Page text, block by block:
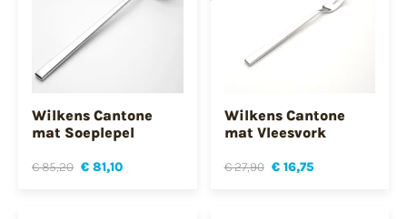
Wilkens Cantone
mat Soeplepel
€ 85,20 € 81,10
Wilkens Cantone
mat Vleesvork
€ 27,90 € 16,75